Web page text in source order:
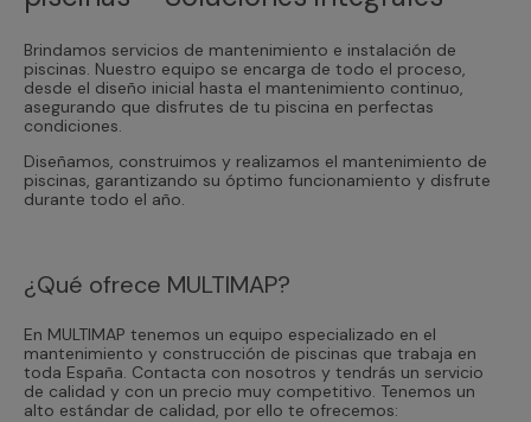
Brindamos servicios de mantenimiento e instalación de
piscinas. Nuestro equipo se encarga de todo el proceso,
desde el diseño inicial hasta el mantenimiento continuo,
asegurando que disfrutes de tu piscina en perfectas
condiciones.
Diseñamos, construimos y realizamos el mantenimiento de
piscinas, garantizando su óptimo funcionamiento y disfrute
durante todo el año.
¿Qué ofrece MULTIMAP?
En MULTIMAP tenemos un equipo especializado en el
mantenimiento y construcción de piscinas que trabaja en
toda España. Contacta con nosotros y tendrás un servicio
de calidad y con un precio muy competitivo. Tenemos un
alto estándar de calidad, por ello te ofrecemos: